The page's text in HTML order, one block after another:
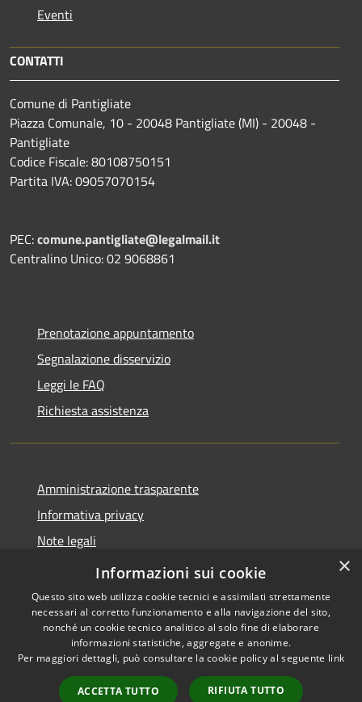
Eventi
CONTATTI
Comune di Pantigliate
Piazza Comunale, 10 - 20048 Pantigliate (MI) - 20048 -
Pantigliate
Codice Fiscale: 80108750151
Partita IVA: 09057070154
PEC:comune.pantigliate@legalmail.it
Centralino Unico: 02 9068861
Prenotazione appuntamento
Segnalazione disservizio
Leggi le FAQ
Richiesta assistenza
Amministrazione trasparente
Informativa privacy
Note legali
Dichiarazione di accessibilità
Accessibilità
Copyright © 2026 • Comune di
Pantigliate • Powered by
Municipium•
Accesso
×
Informazioni sui cookie
Questo sito web utilizza cookie tecnici e assimilati strettamente
necessari al corretto funzionamento e alla navigazione del sito,
nonché un cookie tecnico analitico al solo fine di elaborare
informazioni statistiche, aggregate e anonime.
Per maggiori dettagli, può consultare la cookie policy al seguente link
ACCETTA TUTTO RIFIUTA TUTTO